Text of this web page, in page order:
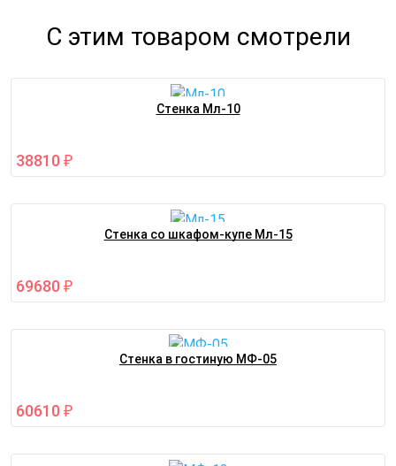
С этим товаром смотрели
Стенка Мл-10
38810 ₽
Стенка со шкафом-купе Мл-15
69680 ₽
Стенка в гостиную МФ-05
60610 ₽